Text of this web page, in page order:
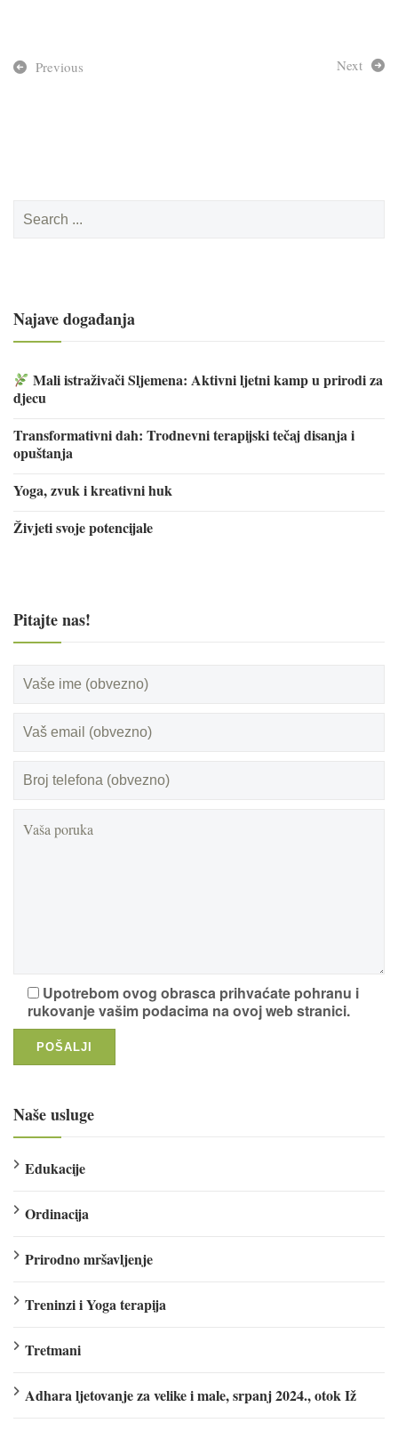
Previous Next
for:
Najave događanja
Mali istraživači Sljemena: Aktivni ljetni kamp u prirodi za
djecu
Transformativni dah: Trodnevni terapijski tečaj disanja i
opuštanja
Yoga, zvuk i kreativni huk
Živjeti svoje potencijale
Pitajte nas!
Upotrebom ovog obrasca prihvaćate pohranu i
rukovanje vašim podacima na ovoj web stranici.
Naše usluge
Edukacije
Ordinacija
Prirodno mršavljenje
Treninzi i Yoga terapija
Tretmani
Adhara ljetovanje za velike i male, srpanj 2024., otok Iž